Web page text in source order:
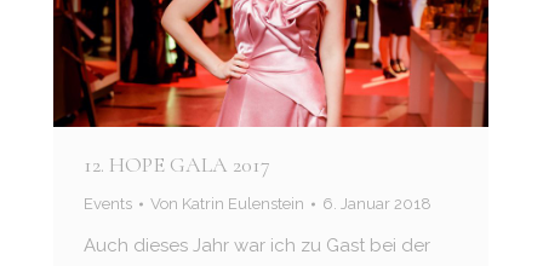
12. HOPE GALA 2017
Events Von Katrin Eulenstein 6. Januar 2018
Auch dieses Jahr war ich zu Gast bei der